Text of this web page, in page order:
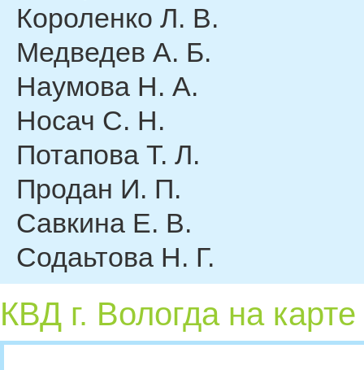
Короленко Л. В.
Медведев А. Б.
Наумова Н. А.
Носач С. Н.
Потапова Т. Л.
Продан И. П.
Савкина Е. В.
Содаьтова Н. Г.
КВД г. Вологда на карте